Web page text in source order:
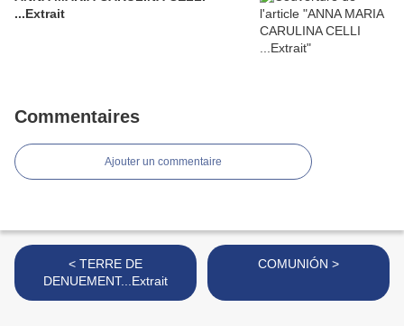
...Extrait
Commentaires
Ajouter un commentaire
< TERRE DE
DENUEMENT...Extrait
COMUNIÓN >